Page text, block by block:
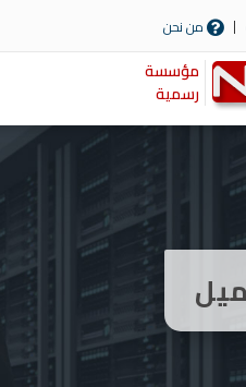
من نحن
مؤسسة
رسمية